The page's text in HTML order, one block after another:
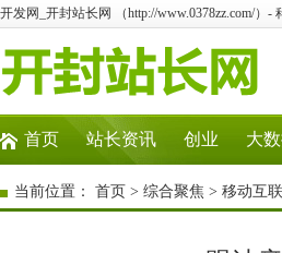
开发网_开封站长网 （http://www.0378zz.com/
首页 站长资讯 创业 大
当前位置： 首页 > 综合聚焦 > 移动互联